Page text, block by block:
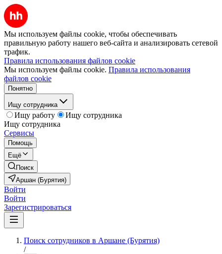
Мы используем файлы cookie, чтобы обеспечивать
правильную работу нашего веб-сайта и анализировать сетевой
трафик.
Правила использования файлов cookie
Мы используем файлы cookie. Правила использования
файлов cookie
Понятно
Ищу сотрудника
Ищу работу
Ищу сотрудника
Ищу сотрудника
Сервисы
Помощь
Ещё
Поиск
Аршан (Бурятия)
Войти
Войти
Зарегистрироваться
Поиск сотрудников в Аршане (Бурятия)
/